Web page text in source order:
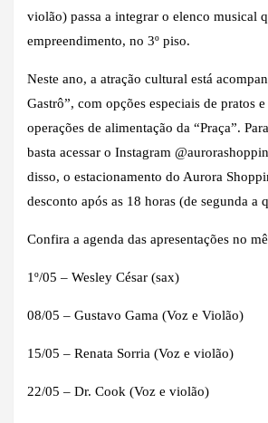
violão) passa a integrar o elenco musical
empreendimento, no 3º piso.
Neste ano, a atração cultural está
Gastrô”, com opções especiais de pratos
operações de alimentação da “Praça”.
basta acessar o Instagram
disso, o estacionamento do Aurora
desconto após as 18 horas (de segunda a
Confira a agenda das apresentações no
1º/05 – Wesley César (sax)
08/05 – Gustavo Gama (Voz e Violão)
15/05 – Renata Sorria (Voz e violão)
22/05 – Dr. Cook (Voz e violão)